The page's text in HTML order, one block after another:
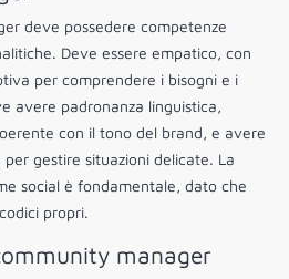
deve possedere competenze
Deve essere empatico, con
per comprendere i bisogni e i
avere padronanza linguistica,
con il tono del brand, e avere
gestire situazioni delicate. La
social è fondamentale, dato che
propri.
manager